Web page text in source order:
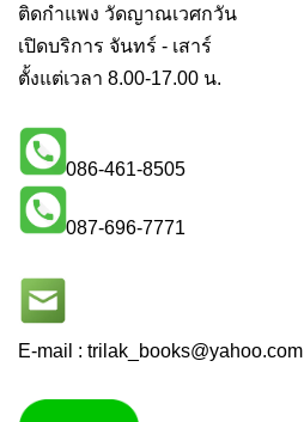
ติดกำแพง วัดญาณเวศกวัน
เปิดบริการ จันทร์ - เสาร์
ตั้งแต่เวลา 8.00-17.00 น.
086-461-8505
087-696-7771
E-mail : trilak_books@yahoo.com